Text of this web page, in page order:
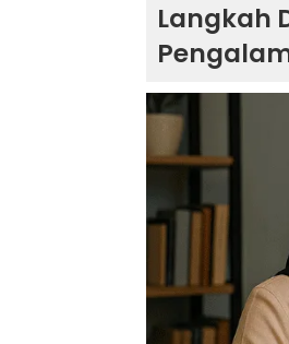
Apa Itu
Langkah
Langkah
Langkah
Langkah
Langkah
Langkah